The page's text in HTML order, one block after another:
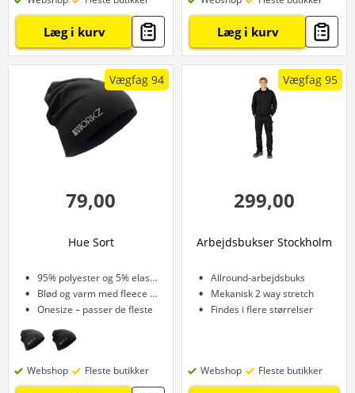
Læg i kurv Læg i kurv
Vægfag 94
79,00
Hue Sort
95% polyester og 5% elastan
Blød og varm med fleece foer
Onesize – passer de fleste
Webshop Fleste butikker
Vægfag 95
299,00
Arbejdsbukser Stockholm
Allround-arbejdsbuks
Mekanisk 2 way stretch
Findes i flere størrelser
Webshop Fleste butikker